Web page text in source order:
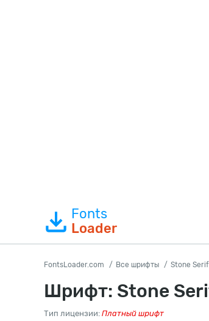
Fonts
Loader
FontsLoader.com Все шрифты Stone
Шрифт: Stone
Тип лицензии: Платный шрифт